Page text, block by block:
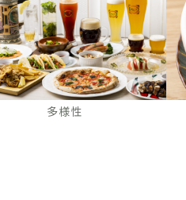
多様性